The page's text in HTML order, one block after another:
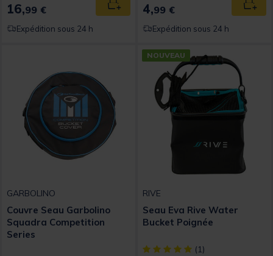
16,99 € Ajouter au panier
Expédition sous 24 h
4,99 €
Expédition sous 24 h
GARBOLINO
Couvre Seau Garbolino
Squadra Competition
Series
NOUVEAU
RIVE
Seau Eva Rive Water
Bucket Poignée
[object Object] out of 5
(1)